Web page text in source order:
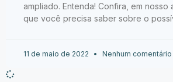
ampliado. Entenda! Confira, em nosso
que você precisa saber sobre o
11 de maio de 2022 Nenhum comentário